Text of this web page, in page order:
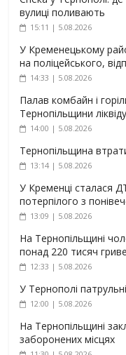
вулиці поливають
15:11 | 5.08.2026
У Кременецькому
на поліцейського,
14:33 | 5.08.2026
Палав комбайн і
Тернопільщини
14:00 | 5.08.2026
Тернопільщина
13:14 | 5.08.2026
У Кременці сталася
потерпілого з
13:09 | 5.08.2026
На Тернопільщині
понад 220 тисяч
12:33 | 5.08.2026
У Тернополі
12:00 | 5.08.2026
На Тернопільщині
заборонених місцях